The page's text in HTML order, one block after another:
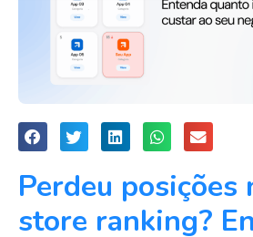
Perdeu posições
store ranking?